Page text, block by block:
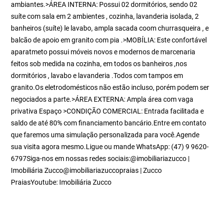
ambiantes.>ÁREA INTERNA: Possui 02 dormitórios, sendo 02
suíte com sala em 2 ambientes , cozinha, lavanderia isolada, 2
banheiros (suíte) le lavabo, ampla sacada coom churrasqueira , e
balcão de apoio em granito com pia .>MOBÍLIA: Este confortável
aparatmeto possui móveis novos e modernos de marcenaria
feitos sob medida na cozinha, em todos os banheiros ,nos
dormitórios , lavabo e lavanderia .Todos com tampos em
granito.Os eletrodomésticos não estão incluso, porém podem ser
negociados a parte.>ÁREA EXTERNA: Ampla área com vaga
privativa Espaço >CONDIÇÃO COMERCIAL: Entrada facilitada e
saldo de até 80% com financiamento bancário.Entre em contato
que faremos uma simulação personalizada para você.Agende
sua visita agora mesmo.Ligue ou mande WhatsApp: (47) 9 9620-
6797Siga-nos em nossas redes sociais:@imobiliariazucco |
Imobiliária Zucco@imobiliariazuccopraias | Zucco
PraiasYoutube: Imobiliária Zucco